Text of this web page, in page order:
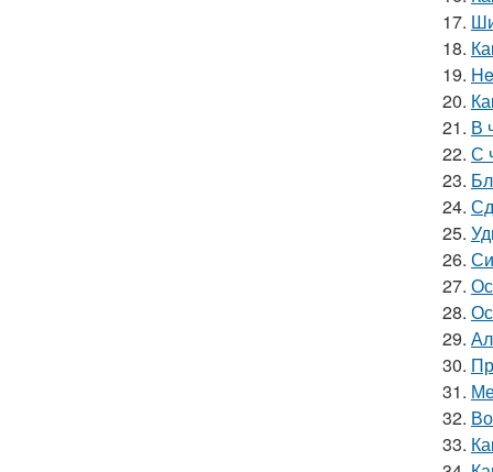
17.
18.
19.
20.
21. В
22. С
23.
24.
25.
26.
27.
28.
29.
30.
31.
32.
33.